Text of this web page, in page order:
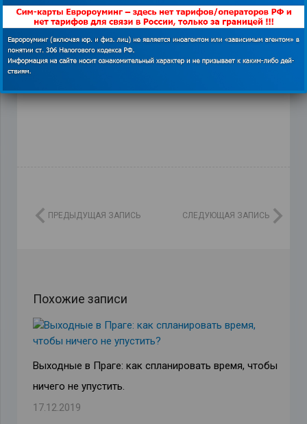
Everywhere,Orange
автобусе
ПРЕДЫДУЩАЯ ЗАПИСЬ СЛЕДУЮЩАЯ ЗАПИСЬ
Похожие записи
Выходные в Праге: как спланировать время, чтобы
ничего не упустить.
17.12.2019